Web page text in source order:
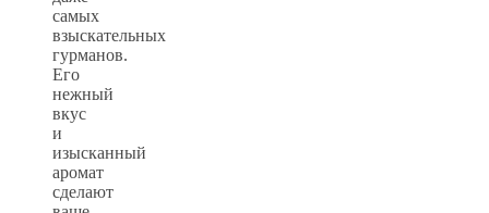
самых
взыскательных
гурманов.
Его
нежный
вкус
и
изысканный
аромат
сделают